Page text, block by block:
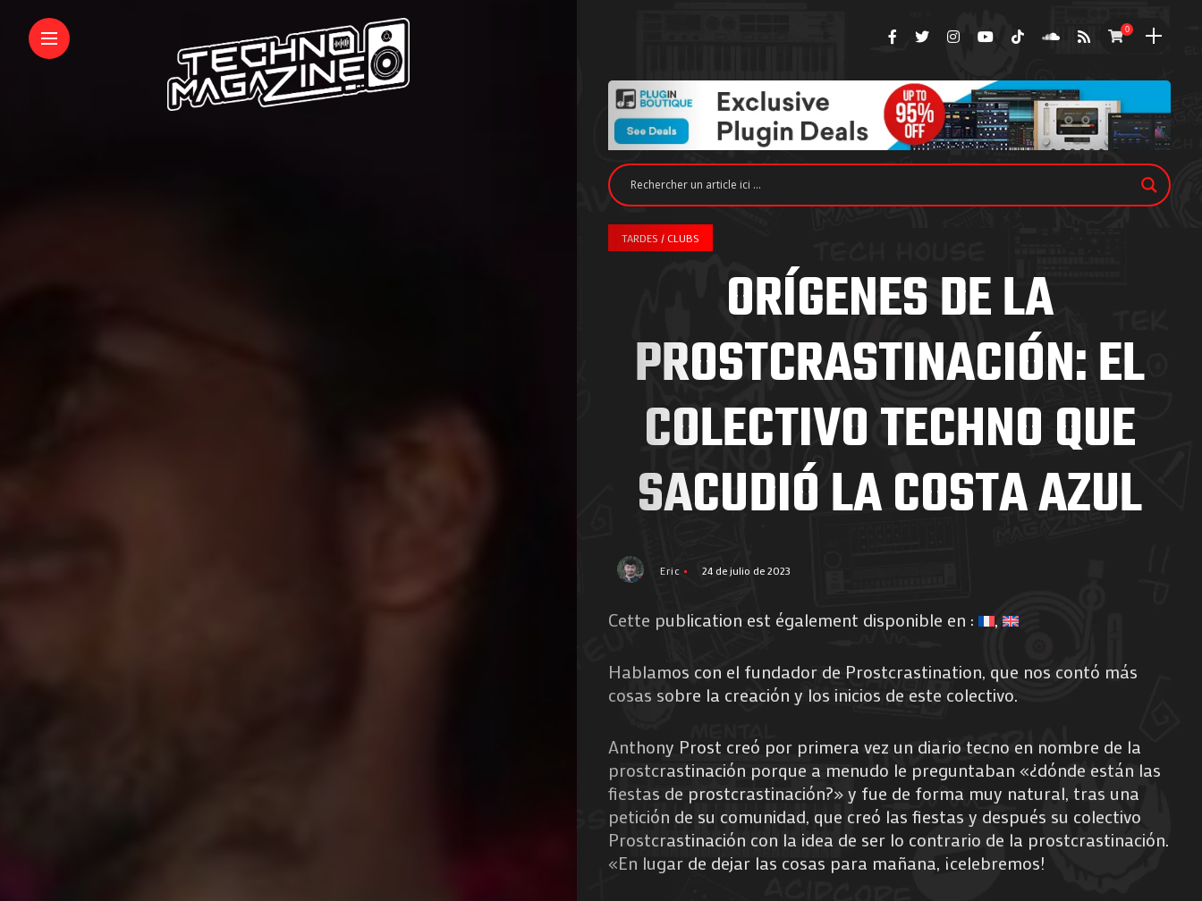
0
TARDES / CLUBS
ORÍGENES DE LA
PROSTCRASTINACIÓN: EL
COLECTIVO TECHNO QUE
SACUDIÓ LA COSTA AZUL
Eric 24 de julio de 2023
Cette publication est également disponible en :
Hablamos con el fundador de Prostcrastination, que nos contó más
cosas sobre la creación y los inicios de este colectivo.
Anthony Prost creó por primera vez un diario tecno en nombre de la
prostcrastinación porque a menudo le preguntaban «¿dónde están las
fiestas de prostcrastinación?» y fue de forma muy natural, tras una
petición de su comunidad, que creó las fiestas y después su colectivo
Prostcrastinación con la idea de ser lo contrario de la prostcrastinación.
«En lugar de dejar las cosas para mañana, ¡celebremos!